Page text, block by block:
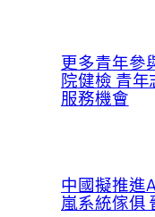
更多青年參
院健檢 青
服務機會
中國擬推進
嵐系統傢俱